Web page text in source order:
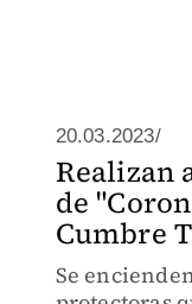
20.03.2023/
Realizan
de
Cumbre
Se